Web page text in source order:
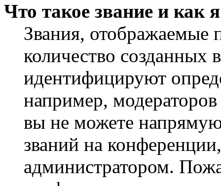
Что такое звание и как
Звания,
количество
идентифицируют
например,
вы не можете
званий на
администратором.